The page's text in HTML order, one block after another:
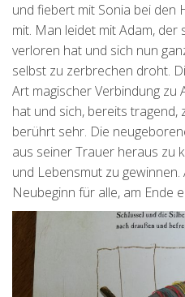
und fiebert mit Sonia bei den
mit. Man leidet mit Adam, der
verloren hat und sich nun
selbst zu zerbrechen droht.
Art magischer Verbindung zu
hat und sich, bereits tragend,
berührt sehr. Die
aus seiner Trauer heraus zu
und Lebensmut zu gewinnen.
Neubeginn für alle, am Ende